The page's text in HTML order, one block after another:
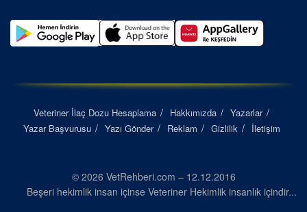
Veteriner İlaç Dozu Hesaplama Hakkımızda
Yazarlar
Yazar Başvurusu
Yazı Gönder Reklam Gizlilik İletişim
© 2026 VetRehberi.com – 12.12.2016
Beşeri hekimlik insan içinse Veteriner Hekimlik insanlık içindir...